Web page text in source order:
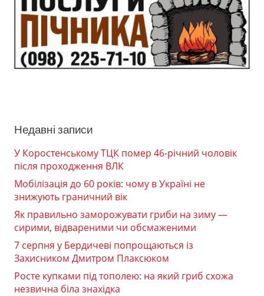
Недавні записи
У Коростенському ТЦК помер 46-річний чоловік
після проходження ВЛК
Мобілізація до 60 років: чому в Україні не
знижують граничний вік
Як правильно заморожувати гриби на зиму —
сирими, відвареними чи обсмаженими
7 серпня у Бердичеві попрощаються із
Захисником Дмитром Плаксюком
Росте купками під тополею: на який гриб схожа
незвична біла знахідка